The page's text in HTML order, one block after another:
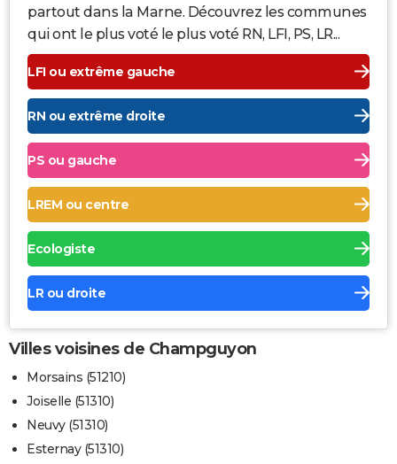
partout dans la Marne. Découvrez les communes
qui ont le plus voté le plus voté RN, LFI, PS, LR...
LFI ou extrême gauche
RN ou extrême droite
PS ou gauche
LREM ou centre
Ecologiste
LR ou droite
Villes voisines de Champguyon
Morsains (51210)
Joiselle (51310)
Neuvy (51310)
Esternay (51310)